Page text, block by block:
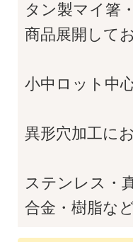
タン製マイ箸
商品展開して
小中ロット中心
異形穴加工に
ステンレス・
合金・樹脂な